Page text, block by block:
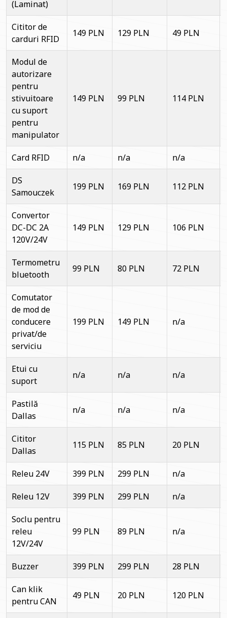
(Laminat)
Cititor de
carduri RFID
149 PLN 129 PLN 49 PLN
Modul de
autorizare
pentru
stivuitoare
cu suport
pentru
manipulator
149 PLN 99 PLN 114 PLN
Card RFID n/a n/a n/a
DS
Samouczek
199 PLN 169 PLN 112 PLN
Convertor
DC-DC 2A
120V/24V
149 PLN 129 PLN 106 PLN
Termometru
bluetooth
99 PLN 80 PLN 72 PLN
Comutator
de mod de
conducere
privat/de
serviciu
199 PLN 149 PLN n/a
Etui cu
suport
n/a n/a n/a
Pastilă
Dallas
n/a n/a n/a
Cititor
Dallas
115 PLN 85 PLN 20 PLN
Releu 24V 399 PLN 299 PLN n/a
Releu 12V 399 PLN 299 PLN n/a
Soclu pentru
releu
12V/24V
99 PLN 89 PLN n/a
Buzzer 399 PLN 299 PLN 28 PLN
Can klik
pentru CAN
49 PLN 20 PLN 120 PLN